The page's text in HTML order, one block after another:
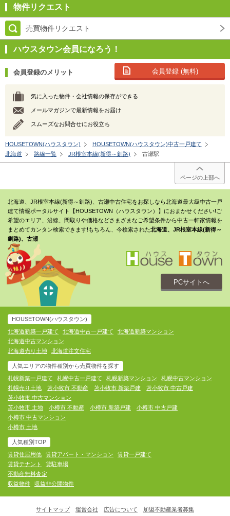
物件リクエスト
売買物件リクエスト
ハウスタウン会員になろう！
会員登録のメリット 会員登録 (無料)
気に入った物件・会社情報の保存ができる
メールマガジンで最新情報をお届け
スムーズなお問合せにお役立ち
HOUSETOWN(ハウスタウン)
HOUSETOWN(ハウスタウン)中古一戸建て
北海道
路線一覧 JR根室本線(新得～釧路) 古瀬駅
ページの上部へ
北海道、JR根室本線(新得～釧路)、古瀬中古住宅をお探しなら北海道最大級中古一戸
建て情報ポータルサイト【HOUSETOWN（ハウスタウン）】におまかせください!ご
希望のエリア、沿線、間取りや価格などさまざまなご希望条件から中古一軒家情報を
まとめてカンタン検索できます!もちろん、今検索された北海道、JR根室本線(新得～
釧路)、古瀬
PCサイトへ
HOUSETOWN(ハウスタウン)
北海道新築一戸建て
北海道中古一戸建て
北海道新築マンション
北海道中古マンション
北海道売り土地
北海道注文住宅
人気エリアの物件種別から売買物件を探す
札幌新築一戸建て
札幌中古一戸建て 札幌新築マンション
札幌中古マンション
札幌売り土地
苫小牧市 不動産 苫小牧市 新築戸建
苫小牧市 中古戸建
苫小牧市 中古マンション
苫小牧市 土地
小樽市 不動産 小樽市 新築戸建
小樽市 中古戸建
小樽市 中古マンション
小樽市 土地
人気種別TOP
賃貸住居用他
賃貸アパート・マンション
賃貸一戸建て
賃貸テナント
貸駐車場
不動産無料査定
収益物件
収益非公開物件
サイトマップ 運営会社 広告について 加盟不動産業者募集